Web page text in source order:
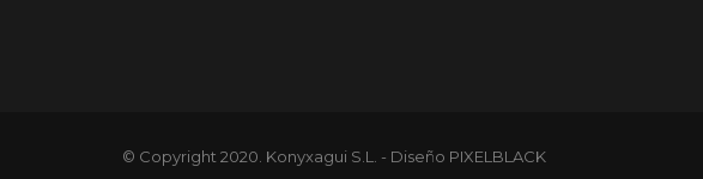
© Copyright 2020. Konyxagui S.L. - Diseño PIXELBLACK